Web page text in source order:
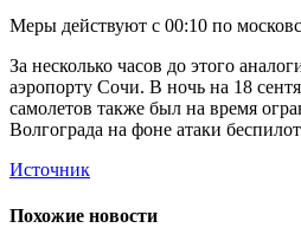
Меры действуют с 00:10 по
За несколько часов до этого
аэропорту Сочи. В ночь на 18
самолетов также был на время
Волгограда на фоне атаки
Источник
Похожие новости